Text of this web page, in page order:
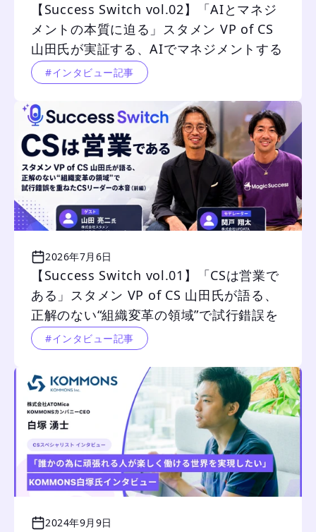
【Success Switch vol.02】「AIとマネジ
メントの本質に迫る」スタメン VP of CS
山田氏が実証する、AIでマネジメントする
組織のポテンシャル（後編）
#インタビュー記事
2026年7月6日
【Success Switch vol.01】「CSは営業で
ある」スタメン VP of CS 山田氏が語る、
正解のない“組織変革の領域”で試行錯誤を
重ねたCSリーダーの本音（前編）
#インタビュー記事
2024年9月9日